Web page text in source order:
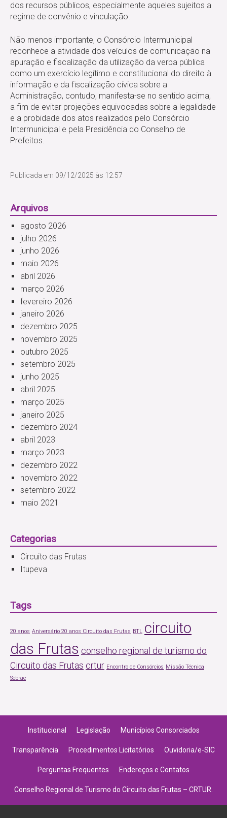
dos recursos públicos, especialmente aqueles sujeitos a
regime de convênio e vinculação.
Não menos importante, o Consórcio Intermunicipal
reconhece a atividade dos veículos de comunicação na
apuração e fiscalização da utilização da verba pública
como um exercício legítimo e constitucional do direito à
informação e da fiscalização cívica sobre a
Administração, contudo, manifesta-se no sentido acima,
a fim de evitar projeções equivocadas sobre a legalidade
e a probidade dos atos realizados pelo Consórcio
Intermunicipal e pela Presidência do Conselho de
Prefeitos.
Publicada em 09/12/2025 às 12:57
Arquivos
agosto 2026
julho 2026
junho 2026
maio 2026
abril 2026
março 2026
fevereiro 2026
janeiro 2026
dezembro 2025
novembro 2025
outubro 2025
setembro 2025
junho 2025
abril 2025
março 2025
janeiro 2025
dezembro 2024
abril 2023
março 2023
dezembro 2022
novembro 2022
setembro 2022
maio 2021
Categorias
Circuito das Frutas
Itupeva
Tags
20 anos Aniversário 20 anos Circuito das Frutas BTL circuito
das Frutas conselho regional de turismo do
Circuito das Frutas crtur Encontro de Consórcios Missão Técnica
Sebrae
Institucional Legislação Municípios Consorciados
Transparência Procedimentos Licitatórios Ouvidoria/e-SIC
Perguntas Frequentes Endereços e Contatos
Conselho Regional de Turismo do Circuito das Frutas – CRTUR.